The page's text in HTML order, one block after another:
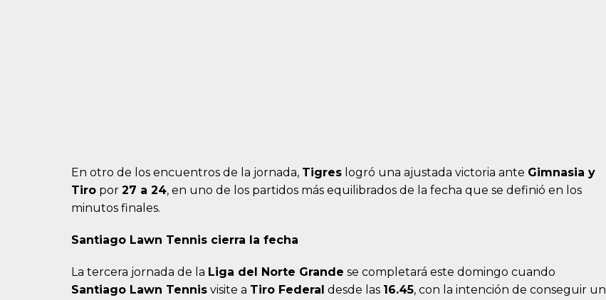
En otro de los encuentros de la jornada, Tigres logró una ajustada victoria ante Gimnasia y
Tiro por 27 a 24, en uno de los partidos más equilibrados de la fecha que se definió en los
minutos finales.
Santiago Lawn Tennis cierra la fecha
La tercera jornada de la Liga del Norte Grande se completará este domingo cuando
Santiago Lawn Tennis visite a Tiro Federal desde las 16.45, con la intención de conseguir un